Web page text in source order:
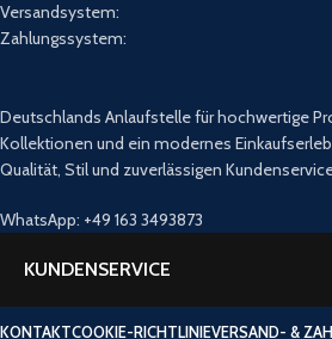
Versandsystem:
Zahlungssystem:
Deutschlands Anlaufstelle für hochwertige
Kollektionen und ein modernes
Qualität, Stil und zuverlässigen
WhatsApp: +49 163 3493873
KUNDENSERVICE
KONTAKTCOOKIE-RICHTLINIEVERSAND- &